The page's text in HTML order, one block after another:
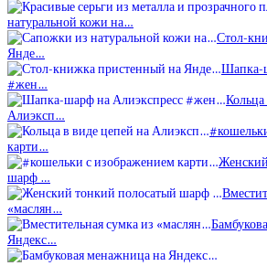
натуральной кожи на…
Стол-
Янде…
Шапка-
#жен…
Алиэксп…
карти…
шарф …
«маслян…
Яндекс…